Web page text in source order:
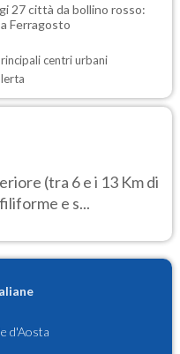
27 città da bollino rosso:
Ferragosto
centri urbani
(tra 6 e i 13 Km di
e s...
d'Aosta